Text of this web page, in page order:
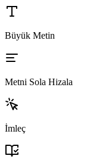
Büyük Metin
Metni Sola Hizala
İmleç